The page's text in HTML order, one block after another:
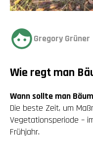
Gregory Grüner
Wie regt man
Wann sollte man
Die beste Zeit, um
Vegetationsperiode –
Frühjahr.